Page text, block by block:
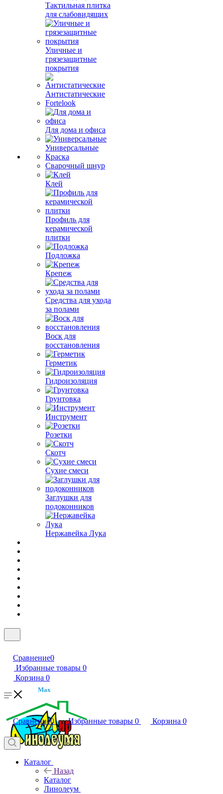
Тактильная плитка
для слабовидящих
Уличные и
грязезащитные
покрытия
Антистатические
Fortelook
Для дома и офиса
Универсальные
Краска
Сварочный шнур
Клей
Профиль для
керамической
плитки
Подложка
Крепеж
Средства для ухода
за полами
Воск для
восстановления
Герметик
Гидроизоляция
Грунтовка
Инструмент
Розетки
Скотч
Сухие смеси
Заглушки для
подоконников
Нержавейка Лука
Сравнение0
Избранные товары 0
Корзина 0
Max
Сравнение0 Избранные товары 0 Корзина 0
Каталог
Назад
Каталог
Линолеум